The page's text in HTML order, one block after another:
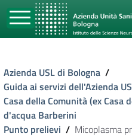
Azienda USL di Bologna /
Guida ai servizi dell'Azienda
Casa della Comunità (ex Casa
d'acqua Barberini
Punto prelievi / Micoplasma